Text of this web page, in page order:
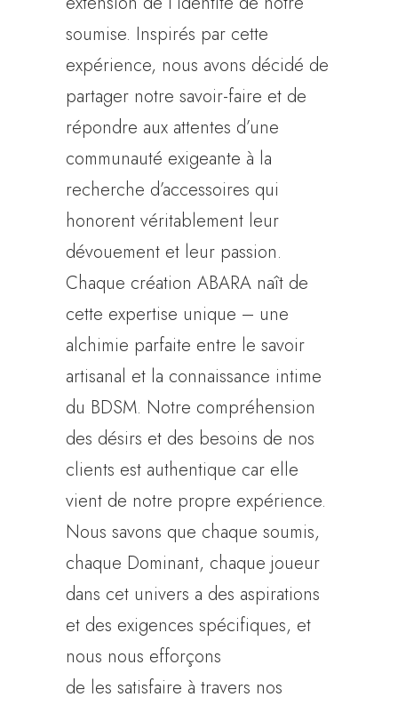
soumise. Inspirés par cette
expérience, nous avons décidé de
partager notre savoir-faire et de
répondre aux attentes d’une
communauté exigeante à la
recherche d’accessoires qui
honorent véritablement leur
dévouement et leur passion.
Chaque création ABARA naît de
cette expertise unique – une
alchimie parfaite entre le savoir
artisanal et la connaissance intime
du BDSM. Notre compréhension
des désirs et des besoins de nos
clients est authentique car elle
vient de notre propre expérience.
Nous savons que chaque soumis,
chaque Dominant, chaque joueur
dans cet univers a des aspirations
et des exigences spécifiques, et
nous nous efforçons
de les satisfaire à travers nos